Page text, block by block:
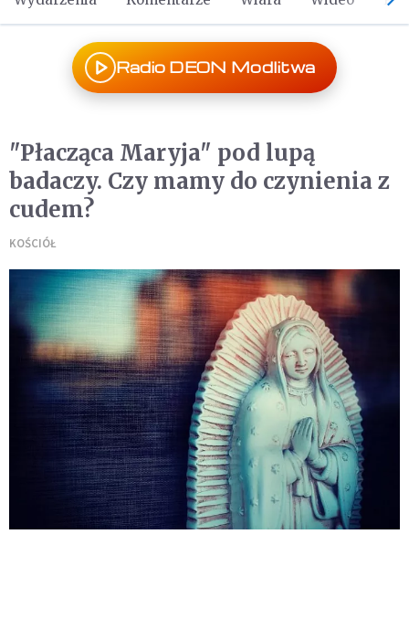
Radio DEON Modlitwa
"Płacząca Maryja" pod lupą
badaczy. Czy mamy do czynienia z
cudem?
KOŚCIÓŁ